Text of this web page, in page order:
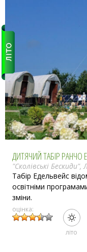
ДИТЯЧИЙ ТАБІР РАНЧО
"Сколівські Бескиди",
Табір Едельвейс
освітніми
зміни.
оцінка:
лiто